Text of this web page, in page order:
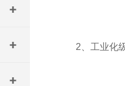
2、工业化级